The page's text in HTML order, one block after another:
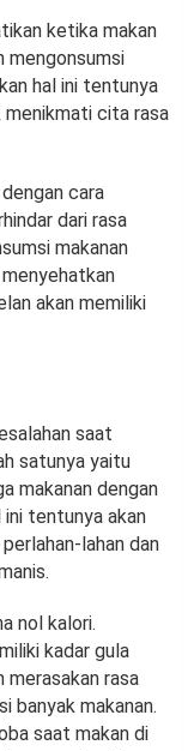
ketika makan
mengonsumsi
hal ini tentunya
menikmati cita rasa
cara
dari rasa
makanan
akan memiliki
saat
satunya yaitu
makanan dengan
tentunya akan
lahan dan
nol kalori.
kadar gula
merasakan rasa
banyak makanan.
saat makan di